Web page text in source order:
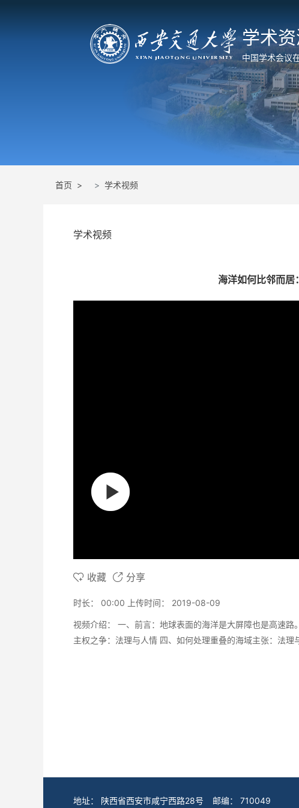
学术
中国学术会议
首页 > 学术视频
学术视频
海洋如何比邻而居
收藏 分享
时长： 00:00 上传时间： 2019-08-09
视频介绍：
一、前言：地球表面的海洋是大屏障也是高速
主权之争：法理与人情 四、如何处理重叠的海域主张：法
地址： 陕西省西安市咸宁西路28号 邮编： 710049